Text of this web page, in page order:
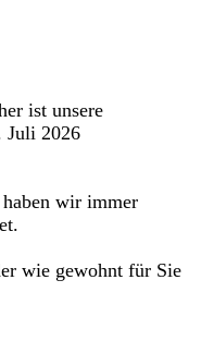
ist unsere
Juli 2026
wir immer
wie gewohnt für Sie